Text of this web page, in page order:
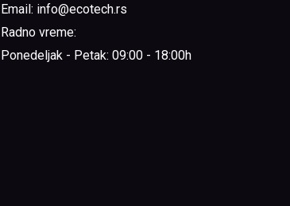
Email: info@ecotech.rs
Radno vreme:
Ponedeljak - Petak: 09:00 - 18:00h